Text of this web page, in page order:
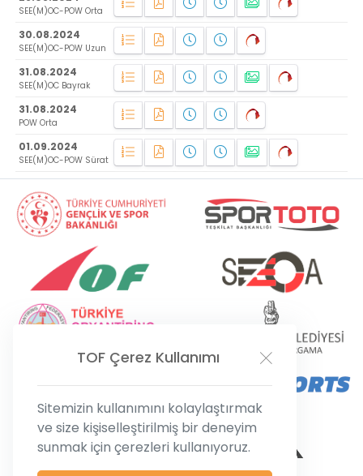
SEE(M)OC-POW Orta
30.08.2024
SEE(M)OC-POW Uzun
31.08.2024
SEE(M)OC Bayrak
31.08.2024
POW Orta
01.09.2024
SEE(M)OC-POW Sürat
TOF Çerez Kullanımı
Sitemizin kullanımını kolaylaştırmak
ve size kişiselleştirilmiş bir deneyim
sunmak için çerezleri kullanıyoruz.